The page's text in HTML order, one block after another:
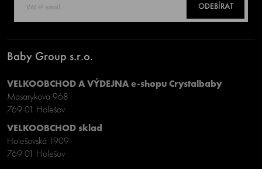
ODEBÍRAT
Baby Group s.r.o.
VELKOOBCHOD A VÝDEJNA e-shopu Crystalbaby
Masarykova 968
769 01 Holešov
VELKOOBCHOD sklad
Holešovská 1909
769 01 Holešov